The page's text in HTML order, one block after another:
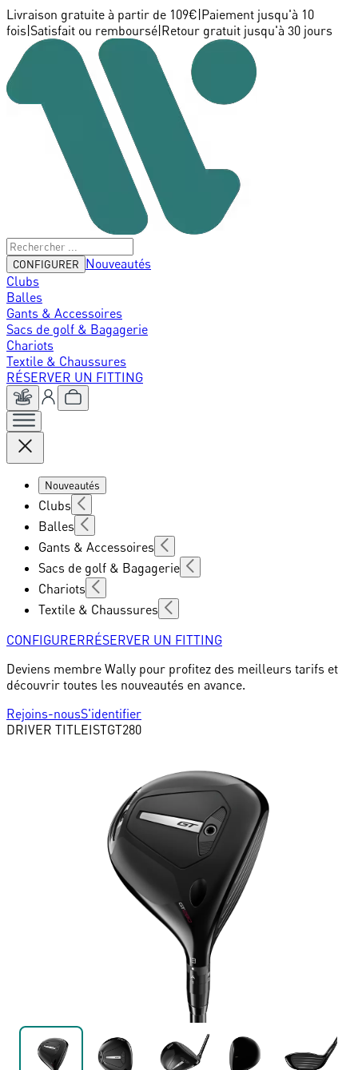
Livraison gratuite à partir de 109€ Paiement jusqu'à 10
fois Satisfait ou remboursé Retour gratuit jusqu'à 30 jours
CONFIGURER
Nouveautés
Clubs
Balles
Gants & Accessoires
Sacs de golf & Bagagerie
Chariots
Textile & Chaussures
RÉSERVER UN FITTING
Nouveautés
Clubs
Balles
Gants & Accessoires
Sacs de golf & Bagagerie
Chariots
Textile & Chaussures
CONFIGURERRÉSERVER UN FITTING
Deviens membre Wally pour profitez des meilleurs tarifs et
découvrir toutes les nouveautés en avance.
Rejoins-nousS'identifier
DRIVER TITLEISTGT280